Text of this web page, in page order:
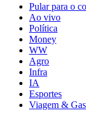
Pular para o
Ao vivo
Política
Money
WW
Agro
Infra
IA
Esportes
Viagem &